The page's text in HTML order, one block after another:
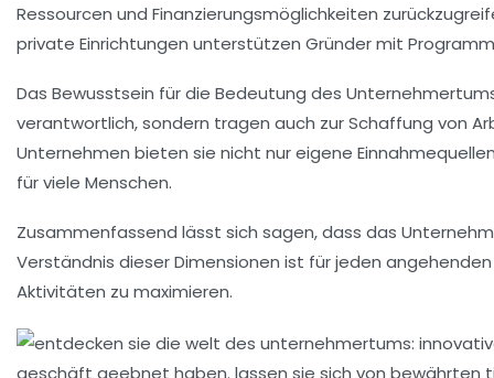
Ressourcen und Finanzierungsmöglichkeiten
private Einrichtungen unterstützen Gründer mit
Das Bewusstsein für die Bedeutung des
verantwortlich, sondern tragen auch zurSchaffung von
Unternehmen bieten sie nicht nur eigene
für viele Menschen.
Zusammenfassend lässt sich sagen, dass das
Verständnis dieser Dimensionen ist für jeden
Aktivitäten zu maximieren.